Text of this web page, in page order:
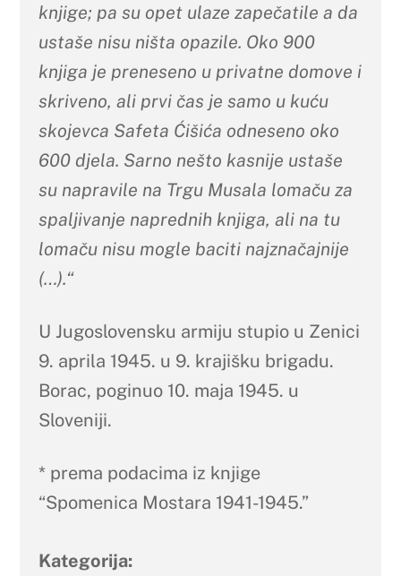
knjige; pa su opet ulaze zapečatile a da
ustaše nisu ništa opazile. Oko 900
knjiga je preneseno u privatne domove i
skriveno, ali prvi čas je samo u kuću
skojevca Safeta Ćišića odneseno oko
600 djela. Sarno nešto kasnije ustaše
su napravile na Trgu Musala lomaču za
spaljivanje naprednih knjiga, ali na tu
lomaču nisu mogle baciti najznačajnije
(…).“
U Jugoslovensku armiju stupio u Zenici
9. aprila 1945. u 9. krajišku brigadu.
Borac, poginuo 10. maja 1945. u
Sloveniji.
* prema podacima iz knjige
“Spomenica Mostara 1941-1945.”
Kategorija: